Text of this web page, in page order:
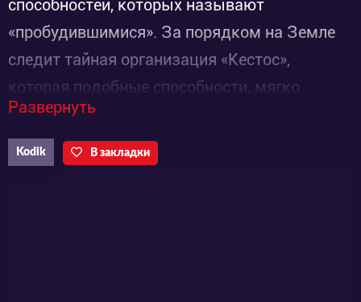
способностей, которых называют
«пробудившимися». За порядком на Земле
следит тайная организация «Кестос»,
которая подобные способности, мягко
говоря, не одобряет. Постановив считать
«пробудившихся» опасными для общества,
она начинает на них охоту. За тысячу лет
Развернуть
Kodik В закладки